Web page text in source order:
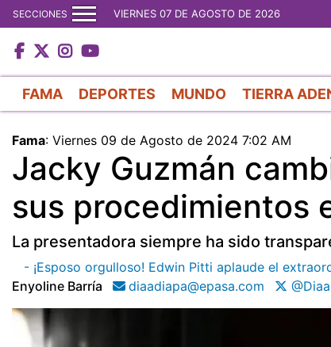
SECCIONES VIERNES 07 DE AGOSTO DE 2026
FAMA DEPORTES MUNDO TIERRA
Fama: Viernes 09 de Agosto de 2024 7:02 AM
Jacky Guzmán
sus procedimientos
La presentadora siempre ha sido
- ¡Esposo orgulloso! Edwin Pitti aplaude el
Enyoline Barría
diaadiapa@epasa.com